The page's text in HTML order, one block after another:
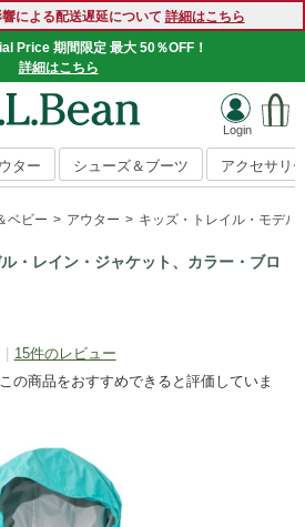
による配送遅延について 詳細はこちら
Price 期間限定 最大 50％OFF！
詳細はこちら
SALE 好評開催中！
詳細はこちら
ター シューズ＆ブーツ アクセサリ
ベビー アウター キッズ・トレイル・モデ
・レイン・ジャケット、カラー・ブロ
kids/kids-
レ
ビ
読
む.
同
じ
ペ
| 15件のレビュー
の商品をおすすめできると評価していま